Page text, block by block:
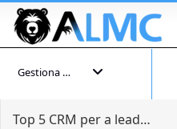
Gestiona el teu compte
Top 5 CRM per a leads de Facebook 2026: incrementa les conversions amb automatització